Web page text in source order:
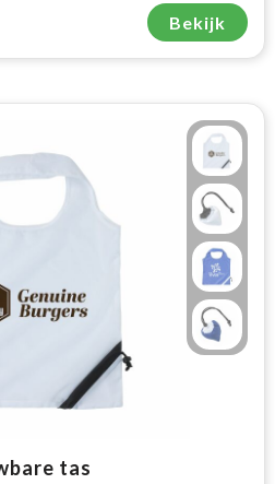
Bekijk
tas